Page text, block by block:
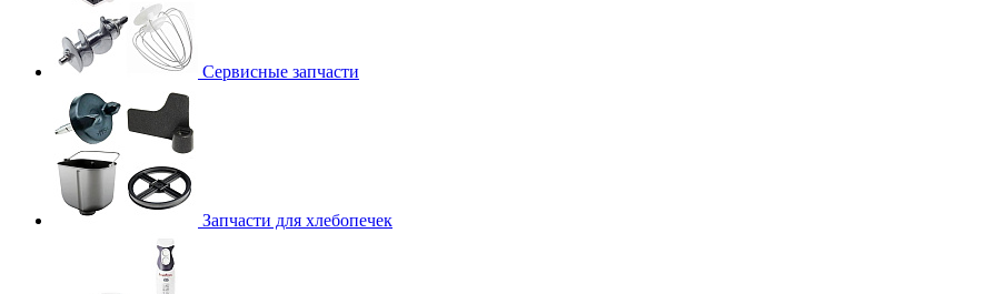
Сервисные запчасти
Запчасти для хлебопечек